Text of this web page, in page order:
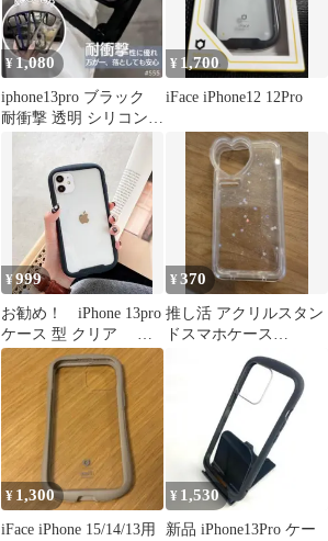
¥1,080
iphone13pro ブラック
耐衝撃 透明 シリコンフ
レーム ハードケース
¥ 1,700
iFace iPhone12 12Pro
¥999
お勧め！ iPhone 13pro
ケース 型 クリア ブ
ラック 06
¥370
推し活 アクリルスタン
ドスマホケース
¥ 1,300
iFace iPhone 15/14/13用
¥ 1,530
新品 iPhone13Pro ケー